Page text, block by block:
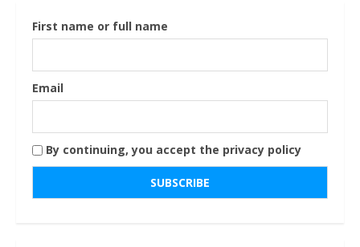
First name or full name
Email
By continuing, you accept the privacy policy